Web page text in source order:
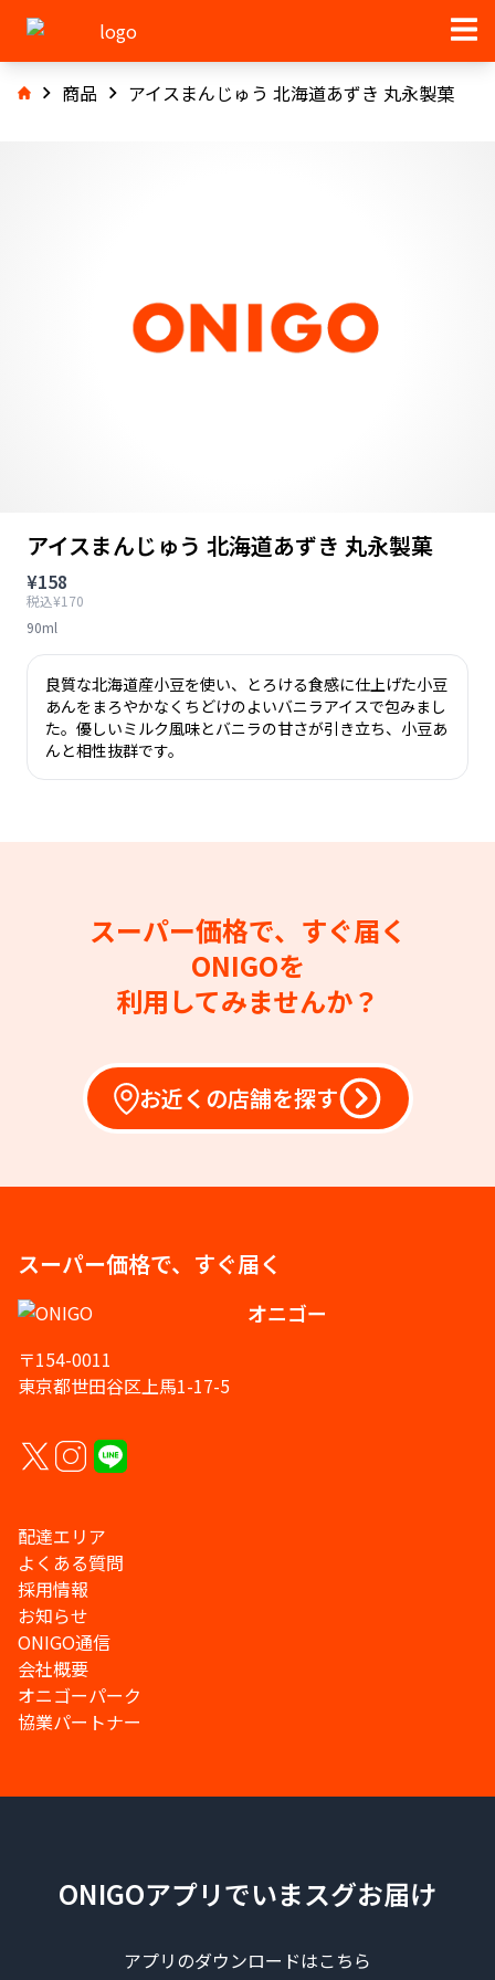
商品 アイスまんじゅう 北海道あずき 丸永製菓
アイスまんじゅう 北海道あずき 丸永製菓
¥158
税込¥170
90ml
良質な北海道産小豆を使い、とろける食感に仕上げた小豆
あんをまろやかなくちどけのよいバニラアイスで包みまし
た。優しいミルク風味とバニラの甘さが引き立ち、小豆あ
んと相性抜群です。
スーパー価格で、すぐ届く
ONIGOを
利用してみませんか？
お近くの店舗を探す
スーパー価格で、すぐ届く
オニゴー
〒154-0011
東京都世田谷区上馬1-17-5
配達エリア
よくある質問
採用情報
お知らせ
ONIGO通信
会社概要
オニゴーパーク
協業パートナー
ONIGOアプリでいまスグお届け
アプリのダウンロードはこちら